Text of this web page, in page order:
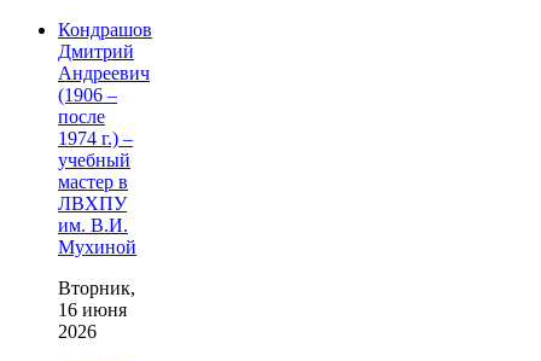
Кондрашов
Дмитрий
Андреевич
(1906 –
после
1974 г.) –
учебный
мастер в
ЛВХПУ
им. В.И.
Мухиной
Вторник,
16 июня
2026